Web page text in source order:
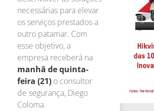
necessárias para elevar
os serviços prestados a
outro patamar. Com
esse objetivo, a
empresa receberá na
manhã de quinta-
feira (21) o consultor
de segurança, Diego
Coloma.